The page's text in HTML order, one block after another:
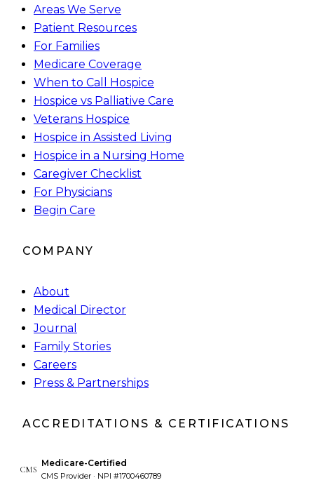
Areas We Serve
Patient Resources
For Families
Medicare Coverage
When to Call Hospice
Hospice vs Palliative Care
Veterans Hospice
Hospice in Assisted Living
Hospice in a Nursing Home
Caregiver Checklist
For Physicians
Begin Care
COMPANY
About
Medical Director
Journal
Family Stories
Careers
Press & Partnerships
ACCREDITATIONS & CERTIFICATIONS
CMS
Medicare-Certified
CMS Provider · NPI #1700460789